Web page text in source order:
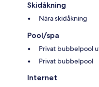
Skidåkning
Nära skidåkning
Pool/spa
Privat bubbelpool
Privat bubbelpool
Internet